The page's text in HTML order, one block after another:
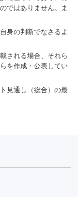
ではありません。ま
身の判断でなさるよ
される場合、それら
を作成・公表してい
見通し（総合）の最